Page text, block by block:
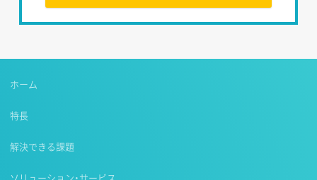
ホーム
特長
解決できる課題